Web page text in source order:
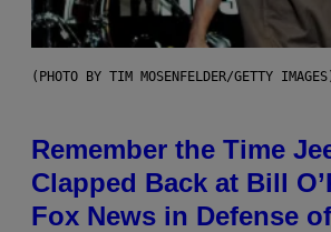
(PHOTO BY TIM MOSENFELDER/GETTY
Remember the Time
Clapped Back at Bill
Fox News in Defense